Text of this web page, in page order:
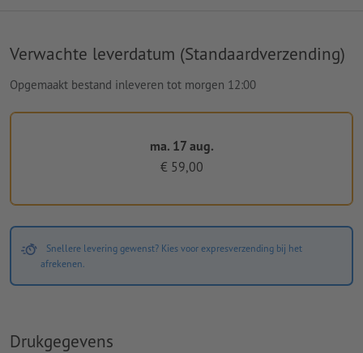
Verwachte leverdatum (Standaardverzending)
Opgemaakt bestand inleveren tot morgen 12:00
ma. 17 aug.
€ 59,00
Snellere levering gewenst? Kies voor expresverzending bij het
afrekenen.
Drukgegevens